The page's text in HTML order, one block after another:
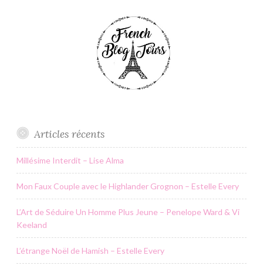
Articles récents
Millésime Interdit – Lise Alma
Mon Faux Couple avec le Highlander Grognon – Estelle Every
L’Art de Séduire Un Homme Plus Jeune – Penelope Ward & Vi
Keeland
L’étrange Noël de Hamish – Estelle Every